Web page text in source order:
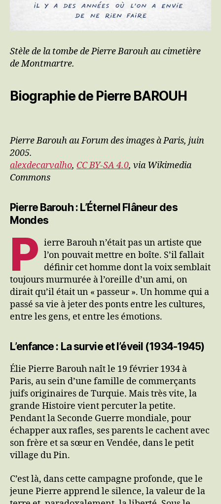
Stèle de la tombe de Pierre Barouh au cimetière
de Montmartre.
Biographie de Pierre BAROUH
Pierre Barouh au Forum des images à Paris, juin
2005.
alexdecarvalho, CC BY-SA 4.0, via Wikimedia
Commons
Pierre Barouh : L’Éternel Flâneur des
Mondes
P ierre Barouh n’était pas un artiste que
l’on pouvait mettre en boîte. S’il fallait
définir cet homme dont la voix semblait
toujours murmurée à l’oreille d’un ami, on
dirait qu’il était un « passeur ». Un homme qui a
passé sa vie à jeter des ponts entre les cultures,
entre les gens, et entre les émotions.
L’enfance : La survie et l’éveil (1934-1945)
Élie Pierre Barouh naît le 19 février 1934 à
Paris, au sein d’une famille de commerçants
juifs originaires de Turquie. Mais très vite, la
grande Histoire vient percuter la petite.
Pendant la Seconde Guerre mondiale, pour
échapper aux rafles, ses parents le cachent avec
son frère et sa sœur en Vendée, dans le petit
village du Pin.
C’est là, dans cette campagne profonde, que le
jeune Pierre apprend le silence, la valeur de la